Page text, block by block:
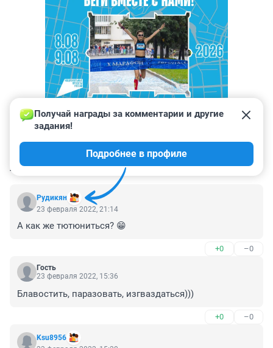
КОММЕНТАРИИ 8
Рудикян
Получай награды за комментарии и другие
задания!
Подробнее в профиле
23 февраля 2022, 21:14
А как же тютюниться? 😁
+0 –0
Гость
23 февраля 2022, 15:36
Блавостить, паразовать, изгваздаться)))
+0 –0
Ksu8956